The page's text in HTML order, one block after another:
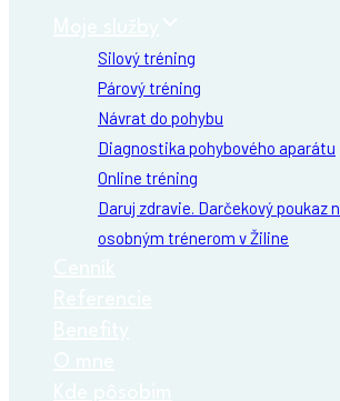
Silový tréning
Párový tréning
Návrat do pohybu
Diagnostika pohybového aparátu
Online tréning
Daruj zdravie. Darčekový poukaz
osobným trénerom v Žiline